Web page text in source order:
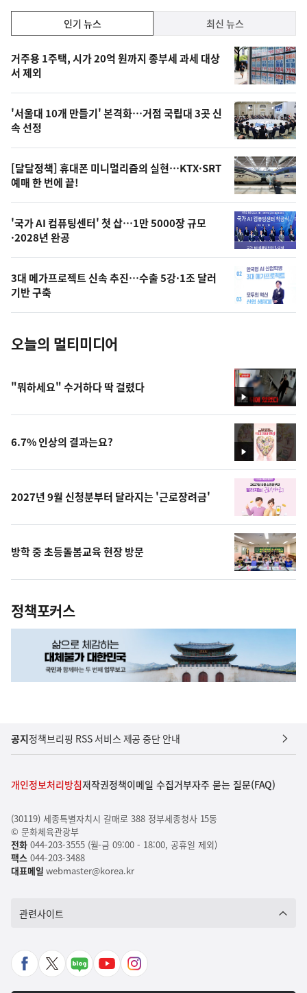
락
기,
최
신,
오
늘
의
영
상
오
늘
사
진
인기 뉴스 최신 뉴스
기
뉴
스
거주용 1주택, 시가 20억 원까지 종부세 과세 대상
서 제외
'서울대 10개 만들기' 본격화…거점 국립대 3곳 신
속 선정
[달달정책] 휴대폰 미니멀리즘의 실현…KTX·SRT
예매 한 번에 끝!
'국가 AI 컴퓨팅센터' 첫 삽…1만 5000장 규모
·2028년 완공
3대 메가프로젝트 신속 추진…수출 5강·1조 달러
기반 구축
오늘의 멀티미디어
영
상
"뭐하세요" 수거하다 딱 걸렸다
영
상
6.7% 인상의 결과는요?
2027년 9월 신청분부터 달라지는 '근로장려금'
방학 중 초등돌봄교육 현장 방문
정책포커스
공지정책브리핑 RSS 서비스 제공 중단 안내
개인정보처리방침저작권정책이메일 수집거부자주 묻는 질문(FAQ)
(30119) 세종특별자치시 갈매로 388 정부세종청사 15동
© 문화체육관광부
전화044-203-3555 (월-금 09:00 - 18:00, 공휴일 제외)
팩스044-203-3488
대표메일 webmaster@korea.kr
관련사이트
페
X
네
유
인